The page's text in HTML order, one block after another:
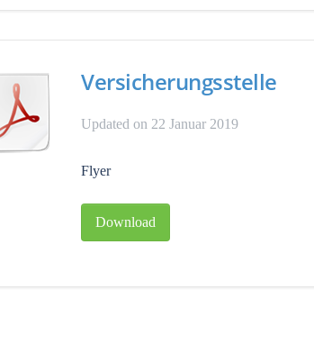
Versicherungsstelle
Updated on 22 Januar 2019
Flyer
Download